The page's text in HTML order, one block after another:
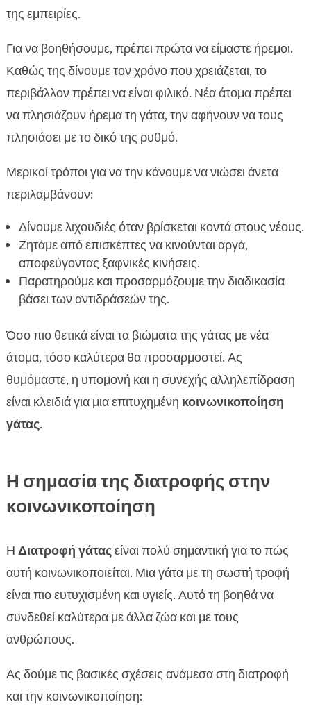
της εμπειρίες.
Για να βοηθήσουμε, πρέπει πρώτα να είμαστε ήρεμοι.
Καθώς της δίνουμε τον χρόνο που χρειάζεται, το
περιβάλλον πρέπει να είναι φιλικό. Νέα άτομα πρέπει
να πλησιάζουν ήρεμα τη γάτα, την αφήνουν να τους
πλησιάσει με το δικό της ρυθμό.
Μερικοί τρόποι για να την κάνουμε να νιώσει άνετα
περιλαμβάνουν:
Δίνουμε λιχουδιές όταν βρίσκεται κοντά στους νέους.
Ζητάμε από επισκέπτες να κινούνται αργά,
αποφεύγοντας ξαφνικές κινήσεις.
Παρατηρούμε και προσαρμόζουμε την διαδικασία
βάσει των αντιδράσεών της.
Όσο πιο θετικά είναι τα βιώματα της γάτας με νέα
άτομα, τόσο καλύτερα θα προσαρμοστεί. Ας
θυμόμαστε, η υπομονή και η συνεχής αλληλεπίδραση
είναι κλειδιά για μια επιτυχημένη κοινωνικοποίηση
γάτας.
Η σημασία της διατροφής στην
κοινωνικοποίηση
Η Διατροφή γάταςείναι πολύ σημαντική για το πώς
αυτή κοινωνικοποιείται. Μια γάτα με τη σωστή τροφή
είναι πιο ευτυχισμένη και υγιείς. Αυτό τη βοηθά να
συνδεθεί καλύτερα με άλλα ζώα και με τους
ανθρώπους.
Ας δούμε τις βασικές σχέσεις ανάμεσα στη διατροφή
και την κοινωνικοποίηση: